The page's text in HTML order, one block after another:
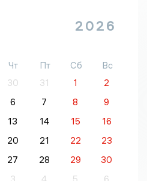
2026
Чт Пт Сб
Вс
30 31 1
2
6 7 8
9
13 14 15
16
20 21 22
23
27 28 29
30
3 4 5 6